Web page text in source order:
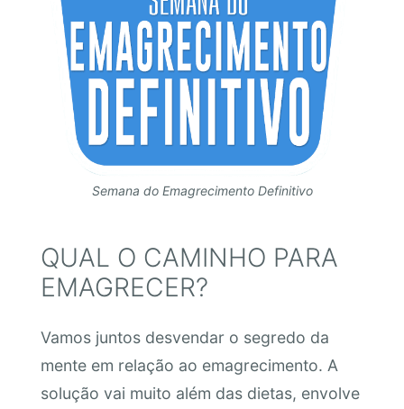
Semana do Emagrecimento Definitivo
QUAL O CAMINHO PARA
EMAGRECER?
Vamos juntos desvendar o segredo da
mente em relação ao emagrecimento. A
solução vai muito além das dietas, envolve